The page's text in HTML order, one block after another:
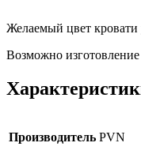
Желаемый цвет кровати
Возможно изготовление
Производитель PVN